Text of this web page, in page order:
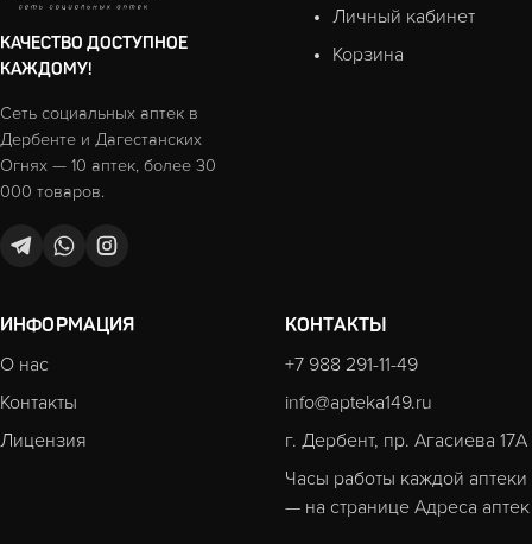
КАЧЕСТВО ДОСТУПНОЕ
КАЖДОМУ!
Сеть социальных аптек в
Дербенте и Дагестанских
Огнях — 10 аптек, более 30
000 товаров.
Личный кабинет
Корзина
ИНФОРМАЦИЯ
О нас
Контакты
Лицензия
КОНТАКТЫ
+7 988 291-11-49
info@apteka149.ru
г. Дербент, пр. Агасиева 17А
Часы работы каждой аптеки
— на странице Адреса аптек